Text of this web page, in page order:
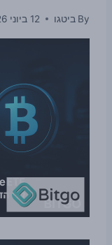
By ביטגו 12 ביוני 2026